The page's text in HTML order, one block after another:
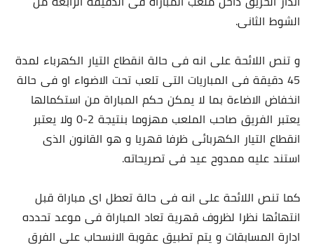
الشوط الثانى.
و تنص اللائحة على انه فى حالة انقطاع التيار الكهرباء لمدة
45 دقيقة فى المباريات التى تلعب تحت الاضواء او فى حالة
انخفاض الاضاءة بما لا يمكن حكم المباراة من استكمالها
يعتبر الفريق صاحب الملعب مهزوما بنتيجة 2-0 ولا يعتبر
انقطاع التيار الكهربائى ظرفا قهريا و هو القانون الذى
استند عليه ممدوح عيد فى تصريحاته.
كما تنص اللائحة على انه فى حالة تعطل اى مباراة قبل
انتهائها نظرا لظروف قهرية تعاد المباراة فى موعد تحدده
ادارة المسابقات و يتم تطبيق عقوبة الانسحاب على الفرق